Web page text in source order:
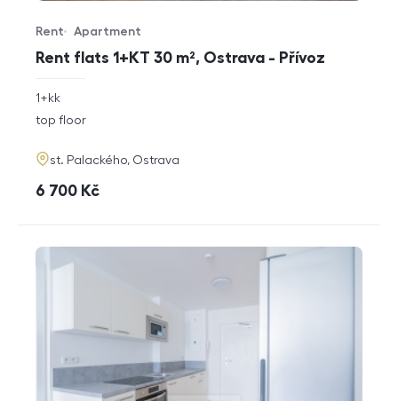
Rent flats 1+KT 30 m², Ostrava - Přívoz
Offer type
Rent
Property type
Apartment
rozměry
disposition
1+kk
funkce
top floor
adresa
st. Palackého, Ostrava
cena
6 700 Kč